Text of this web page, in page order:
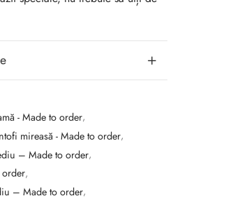
- Made to order,
mireasă - Made to order,
– Made to order,
order,
– Made to order,